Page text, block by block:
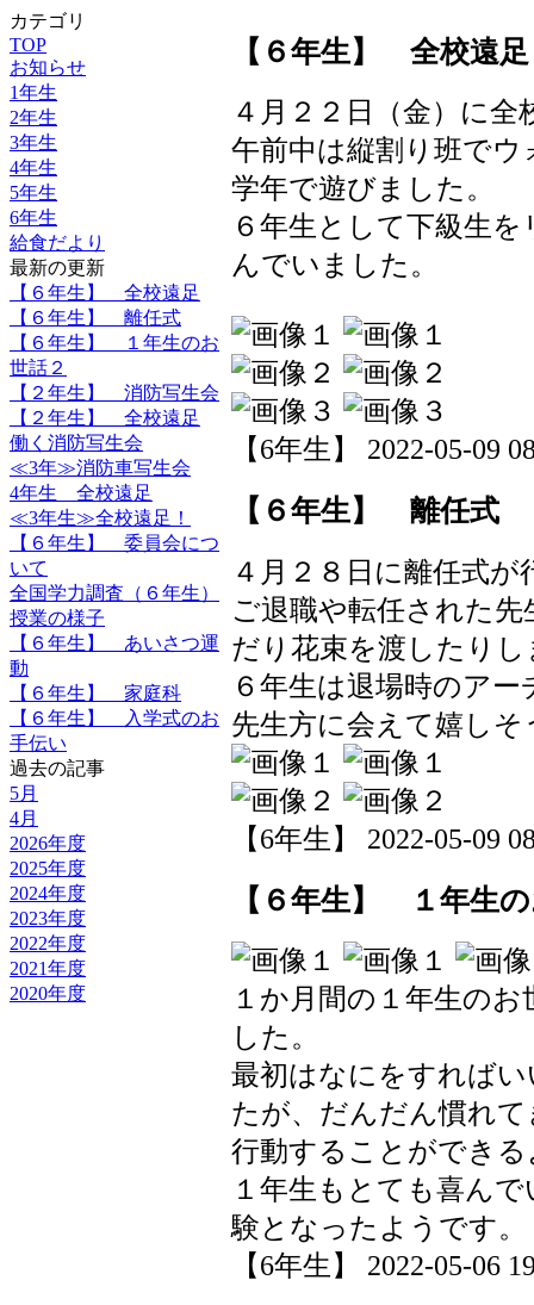
カテゴリ
TOP
お知らせ
1年生
2年生
3年生
4年生
5年生
6年生
給食だより
最新の更新
【６年生】 全校遠足
【６年生】 離任式
【６年生】 １年生のお
世話２
【２年生】 消防写生会
【２年生】 全校遠足
働く消防写生会
≪3年≫消防車写生会
4年生 全校遠足
≪3年生≫全校遠足！
【６年生】 委員会につ
いて
全国学力調査（６年生）
授業の様子
【６年生】 あいさつ運
動
【６年生】 家庭科
【６年生】 入学式のお
手伝い
過去の記事
5月
4月
2026年度
2025年度
2024年度
2023年度
2022年度
2021年度
2020年度
【６年生】 全校遠足
４月２２日（金）に
午前中は縦割り班で
学年で遊びました。
６年生として下級生
んでいました。
【6年生】 2022-05-09
【６年生】 離任式
４月２８日に離任式
ご退職や転任された
だり花束を渡したり
６年生は退場時のア
先生方に会えて嬉しそ
【6年生】 2022-05-09
【６年生】 １年生
１か月間の１年生の
した。
最初はなにをすれば
たが、だんだん慣れ
行動することができ
１年生もとても喜ん
験となったようです。
【6年生】 2022-05-06